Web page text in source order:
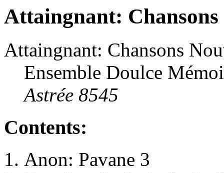
Attaingnant:
Attaingnant: Chansons
Ensemble Doulce
Astrée 8545
Contents:
Anon: Pavane 3